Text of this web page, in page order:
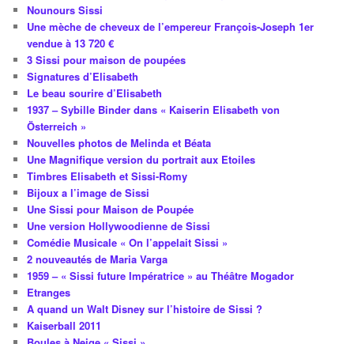
Nounours Sissi
Une mèche de cheveux de l’empereur François-Joseph 1er
vendue à 13 720 €
3 Sissi pour maison de poupées
Signatures d’Elisabeth
Le beau sourire d’Elisabeth
1937 – Sybille Binder dans « Kaiserin Elisabeth von
Österreich »
Nouvelles photos de Melinda et Béata
Une Magnifique version du portrait aux Etoiles
Timbres Elisabeth et Sissi-Romy
Bijoux a l’image de Sissi
Une Sissi pour Maison de Poupée
Une version Hollywoodienne de Sissi
Comédie Musicale « On l’appelait Sissi »
2 nouveautés de Maria Varga
1959 – « Sissi future Impératrice » au Théâtre Mogador
Etranges
A quand un Walt Disney sur l’histoire de Sissi ?
Kaiserball 2011